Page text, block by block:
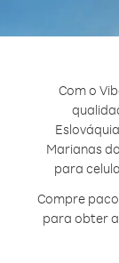
Com o
Marianas
para
Compre
para obter